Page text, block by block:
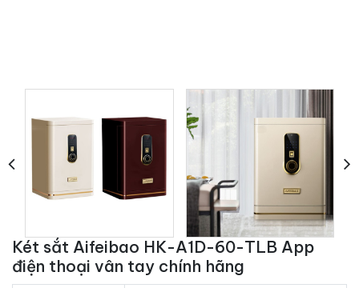
Két sắt Aifeibao HK-A1D-60-TLB App
điện thoại vân tay chính hãng